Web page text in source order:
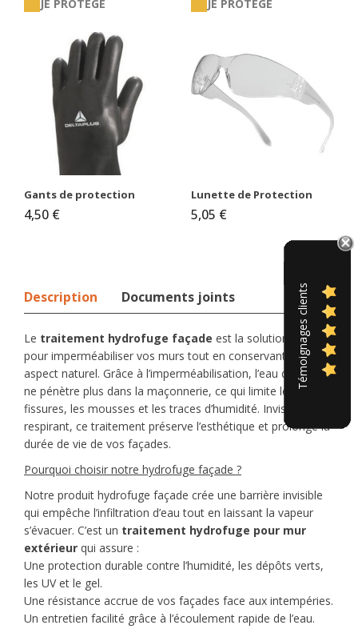
JE PROTÈGE
Gants de protection
4,50 €
JE PROTÈGE
Lunette de Protection
5,05 €
Description Documents joints
Le traitement hydrofuge façade est la solution idéale
pour imperméabiliser vos murs tout en conservant leur
aspect naturel. Grâce à l’imperméabilisation, l’eau de pluie
ne pénètre plus dans la maçonnerie, ce qui limite les
fissures, les mousses et les traces d’humidité. Invisible et
respirant, ce traitement préserve l’esthétique et prolonge la
durée de vie de vos façades.
Pourquoi choisir notre hydrofuge façade ?
Notre produit hydrofuge façade crée une barrière invisible
qui empêche l’infiltration d’eau tout en laissant la vapeur
s’évacuer. C’est un traitement hydrofuge pour mur
extérieur qui assure :
Une protection durable contre l’humidité, les dépôts verts,
les UV et le gel.
Une résistance accrue de vos façades face aux intempéries.
Un entretien facilité grâce à l’écoulement rapide de l’eau.
Témoignages clients